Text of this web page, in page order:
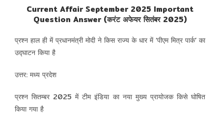
Current Affair September 2025 Important
Question Answer (करंट अफेयर सितंबर 2025)
प्रश्न हाल ही में प्रधानमंत्री मोदी ने किस राज्य के धार में ‘पीएम मित्र पार्क’ का
उद्घाटन किया है
उत्तर: मध्य प्रदेश
प्रश्न सितम्बर 2025 में टीम इंडिया का नया मुख्य प्रायोजक किसे घोषित
किया गया है